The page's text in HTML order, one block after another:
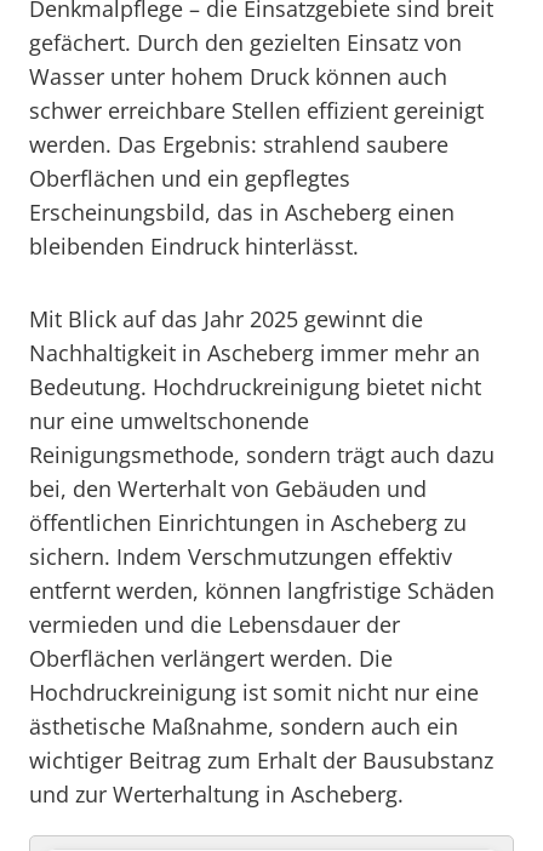
Denkmalpflege – die Einsatzgebiete sind breit
gefächert. Durch den gezielten Einsatz von
Wasser unter hohem Druck können auch
schwer erreichbare Stellen effizient gereinigt
werden. Das Ergebnis: strahlend saubere
Oberflächen und ein gepflegtes
Erscheinungsbild, das in Ascheberg einen
bleibenden Eindruck hinterlässt.
Mit Blick auf das Jahr 2025 gewinnt die
Nachhaltigkeit in Ascheberg immer mehr an
Bedeutung. Hochdruckreinigung bietet nicht
nur eine umweltschonende
Reinigungsmethode, sondern trägt auch dazu
bei, den Werterhalt von Gebäuden und
öffentlichen Einrichtungen in Ascheberg zu
sichern. Indem Verschmutzungen effektiv
entfernt werden, können langfristige Schäden
vermieden und die Lebensdauer der
Oberflächen verlängert werden. Die
Hochdruckreinigung ist somit nicht nur eine
ästhetische Maßnahme, sondern auch ein
wichtiger Beitrag zum Erhalt der Bausubstanz
und zur Werterhaltung in Ascheberg.